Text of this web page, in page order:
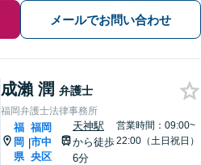
メールでお問い合わせ
成瀨 潤 弁護士
福岡弁護士法律事務所
福
岡
県
|
福岡
市中
央区
天神駅
から徒歩
6分
営業時間：09:00~
22:00（土日祝日）